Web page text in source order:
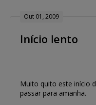
Out 01, 2009
Início lento
Muito quito este início
passar para amanhã.